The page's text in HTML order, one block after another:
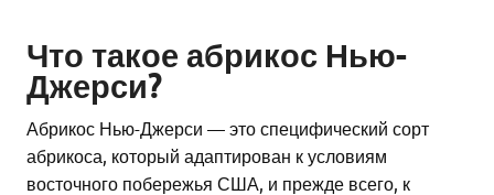
Что такое абрикос Нью-
Джерси?
Абрикос Нью-Джерси — это специфический сорт
абрикоса, который адаптирован к условиям
восточного побережья США, и прежде всего, к